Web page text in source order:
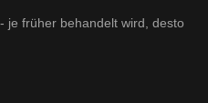
je früher behandelt wird, desto